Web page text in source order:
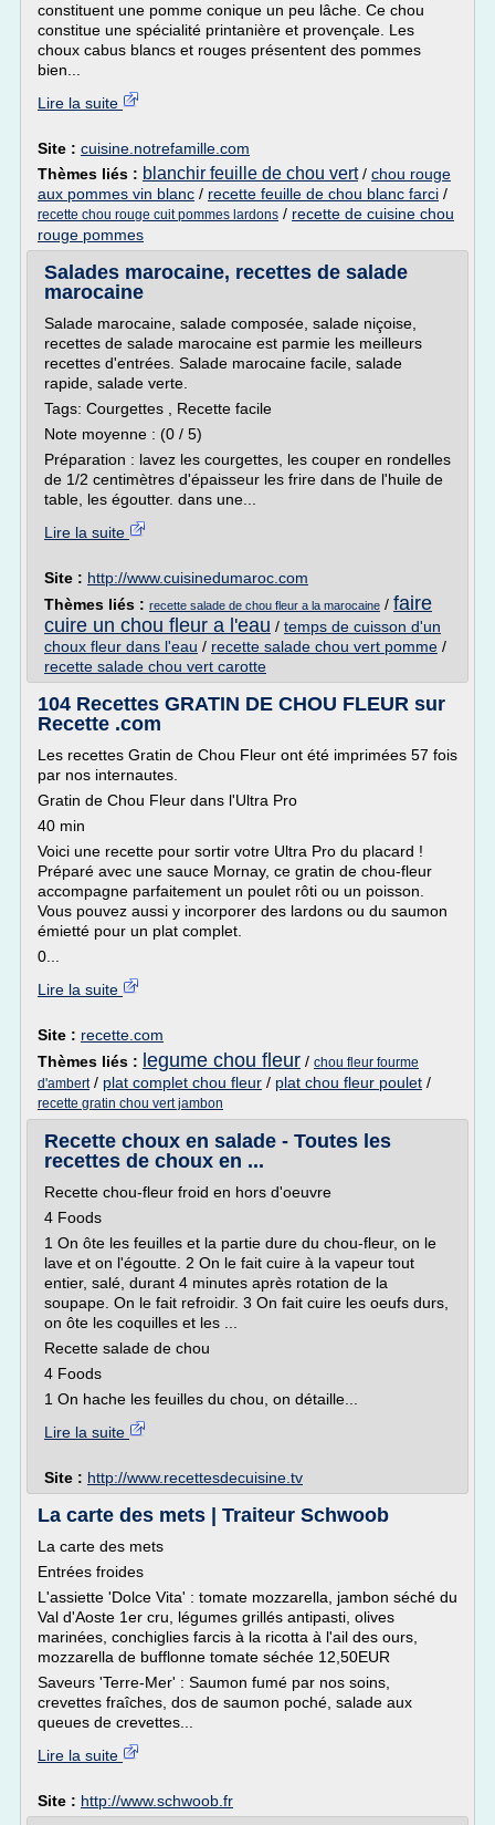
constituent une pomme conique un peu lâche. Ce chou
constitue une spécialité printanière et provençale. Les
choux cabus blancs et rouges présentent des pommes
bien...
Lire la suite
Site : cuisine.notrefamille.com
Thèmes liés : blanchir feuille de chou vert/ chou rouge
aux pommes vin blanc / recette feuille de chou blanc farci /
recette chou rouge cuit pommes lardons / recette de cuisine chou
rouge pommes
Salades marocaine, recettes de salade
marocaine
Salade marocaine, salade composée, salade niçoise,
recettes de salade marocaine est parmie les meilleurs
recettes d'entrées. Salade marocaine facile, salade
rapide, salade verte.
Tags: Courgettes , Recette facile
Note moyenne : (0 / 5)
Préparation : lavez les courgettes, les couper en rondelles
de 1/2 centimètres d'épaisseur les frire dans de l'huile de
table, les égoutter. dans une...
Lire la suite
Site : http://www.cuisinedumaroc.com
Thèmes liés : recette salade de chou fleur a la marocaine / faire
cuire un chou fleur a l'eau / temps de cuisson d'un
choux fleur dans l'eau / recette salade chou vert pomme /
recette salade chou vert carotte
104 Recettes GRATIN DE CHOU FLEUR sur
Recette .com
Les recettes Gratin de Chou Fleur ont été imprimées 57 fois
par nos internautes.
Gratin de Chou Fleur dans l'Ultra Pro
40 min
Voici une recette pour sortir votre Ultra Pro du placard !
Préparé avec une sauce Mornay, ce gratin de chou-fleur
accompagne parfaitement un poulet rôti ou un poisson.
Vous pouvez aussi y incorporer des lardons ou du saumon
émietté pour un plat complet.
0...
Lire la suite
Site : recette.com
Thèmes liés : legume chou fleur / chou fleur fourme
d'ambert/ plat complet chou fleur / plat chou fleur poulet /
recette gratin chou vert jambon
Recette choux en salade - Toutes les
recettes de choux en ...
Recette chou-fleur froid en hors d'oeuvre
4 Foods
1 On ôte les feuilles et la partie dure du chou-fleur, on le
lave et on l'égoutte. 2 On le fait cuire à la vapeur tout
entier, salé, durant 4 minutes après rotation de la
soupape. On le fait refroidir. 3 On fait cuire les oeufs durs,
on ôte les coquilles et les ...
Recette salade de chou
4 Foods
1 On hache les feuilles du chou, on détaille...
Lire la suite
Site : http://www.recettesdecuisine.tv
La carte des mets | Traiteur Schwoob
La carte des mets
Entrées froides
L'assiette 'Dolce Vita' : tomate mozzarella, jambon séché du
Val d'Aoste 1er cru, légumes grillés antipasti, olives
marinées, conchiglies farcis à la ricotta à l'ail des ours,
mozzarella de bufflonne tomate séchée 12,50EUR
Saveurs 'Terre-Mer' : Saumon fumé par nos soins,
crevettes fraîches, dos de saumon poché, salade aux
queues de crevettes...
Lire la suite
Site : http://www.schwoob.fr